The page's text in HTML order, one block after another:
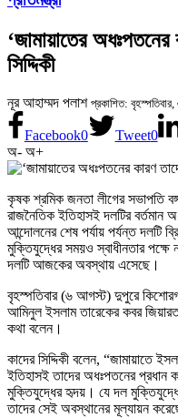
‘জামায়াতের
সিদ্দিকী
নূর আহাম্মদ পলাশ প্রকাশিত:
Facebook0 Tweet0
অ- অ+
কৃষক শ্রমিক জনতা লীগের সভাপতি
রাজনৈতিক ইতিহাসই দলটির বর্তমান
আন্দোলনের শেষ পর্যায় পর্যন্ত দলটি
মুক্তিযুদ্ধের সময়ও স্বাধীনতার পক্ষে
দলটি আজকের অবস্থায় এসেছে।
বৃহস্পতিবার (৬ আগস্ট) দুপুরে
আমিনুল ইসলাম তারেকের কবর
কথা বলেন।
কাদের সিদ্দিকী বলেন, “জামায়াতে
ইতিহাসই তাদের অধঃপতনের প্রধান
মুক্তিযুদ্ধের হৃদয়। যে দল
তাদের সেই অবস্থানের মূল্যায়ন